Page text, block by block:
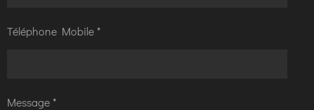
Téléphone Mobile *
Message *